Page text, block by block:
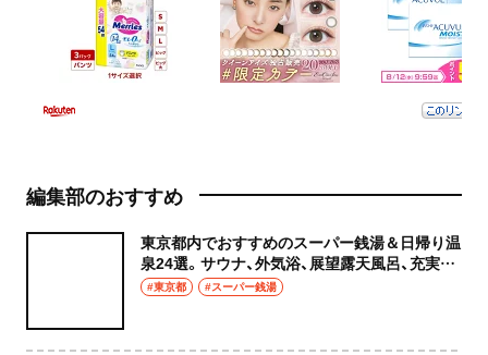
編集部のおすすめ
東京都内でおすすめのスーパー銭湯＆日帰り温
泉24選。サウナ、外気浴、展望露天風呂、充実の
癒やし空間へ
#東京都 #スーパー銭湯